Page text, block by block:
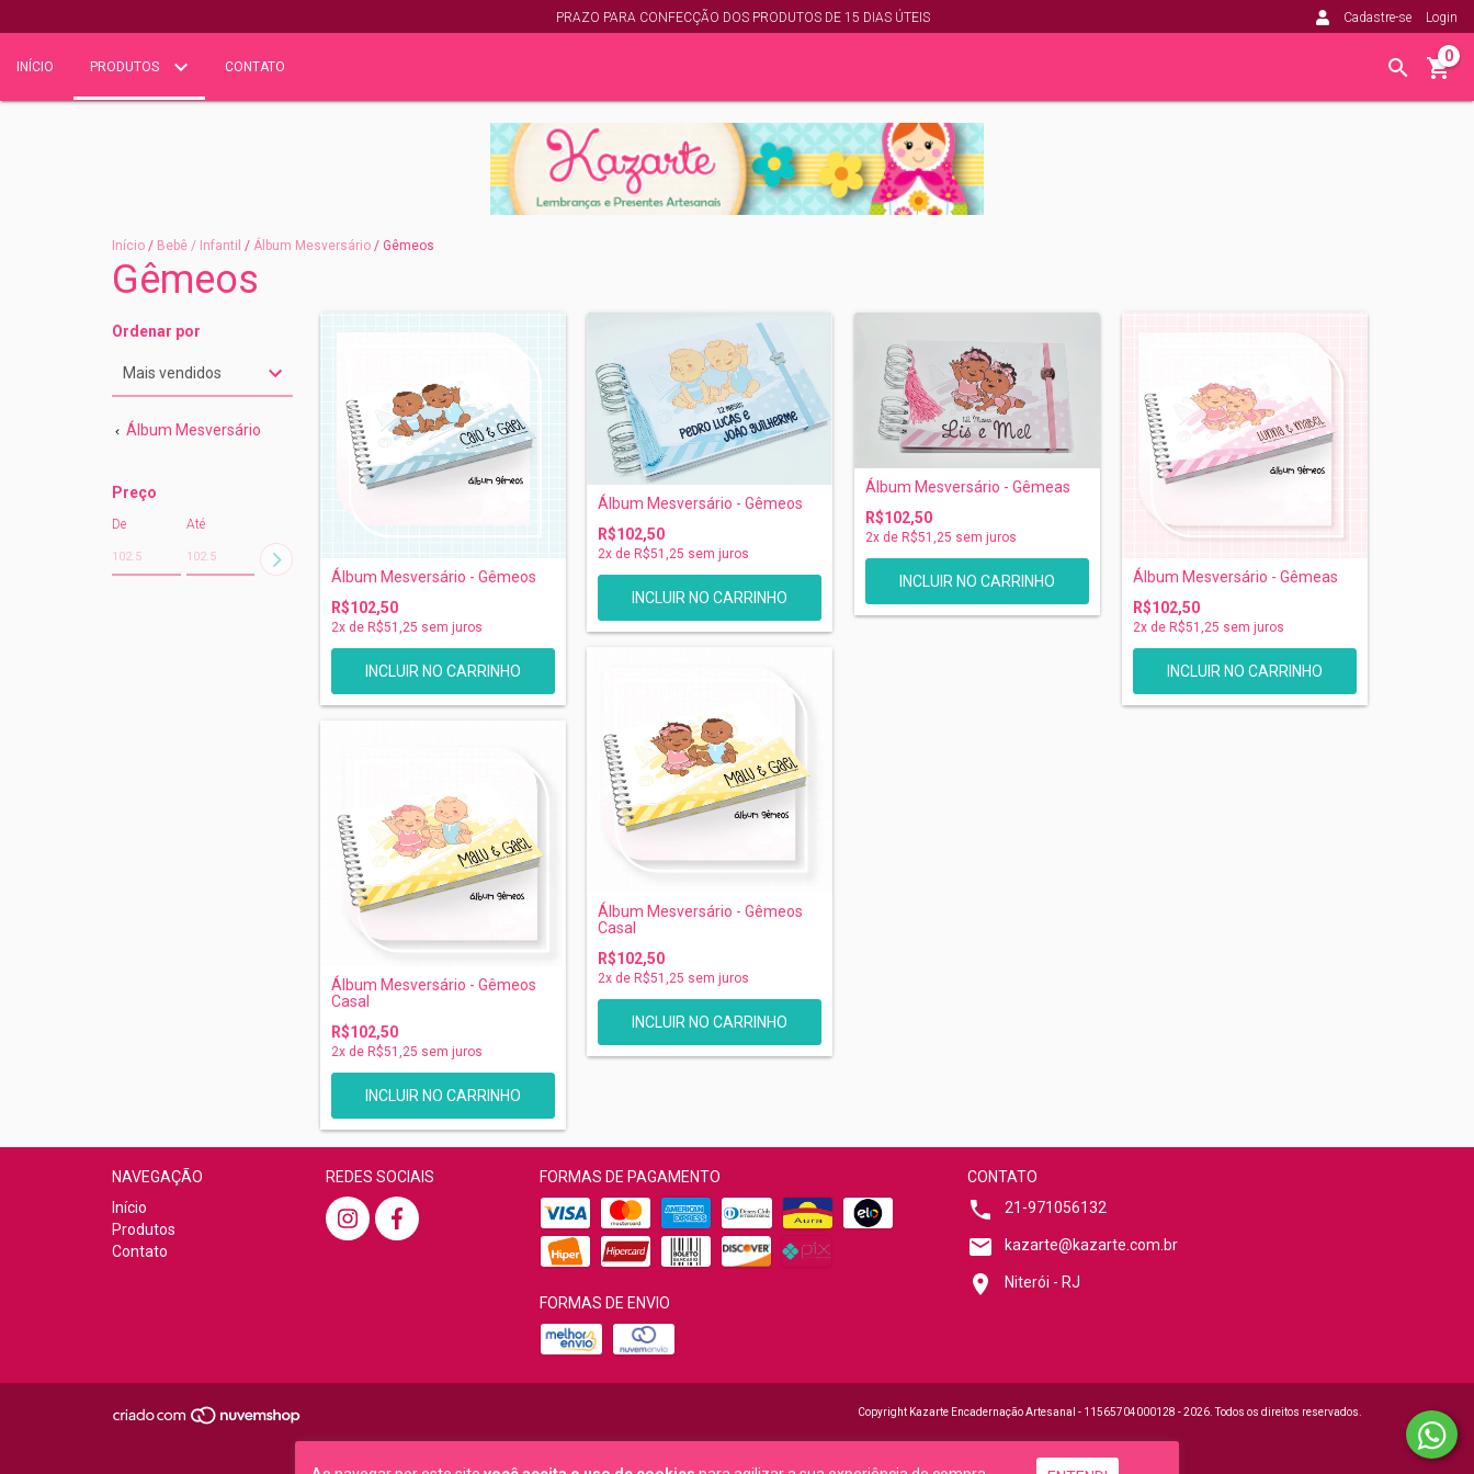
PRAZO PARA CONFECÇÃO DOS PRODUTOS DE 15 DIAS ÚTEIS Cadastre-se Login
INÍCIO PRODUTOS CONTATO
0
Início / Bebê / Infantil / Álbum Mesversário / Gêmeos
Gêmeos
Ordenar por
Álbum Mesversário
Preço
De Até
Álbum Mesversário - Gêmeos
R$102,50
2x de R$51,25 sem juros
Álbum Mesversário - Gêmeos
R$102,50
2x de R$51,25 sem juros
Álbum Mesversário - Gêmeas
R$102,50
2x de R$51,25 sem juros
Álbum Mesversário - Gêmeas
R$102,50
2x de R$51,25 sem juros
Álbum Mesversário - Gêmeos
Casal
R$102,50
2x de R$51,25 sem juros
Álbum Mesversário - Gêmeos
Casal
R$102,50
2x de R$51,25 sem juros
NAVEGAÇÃO
Início
Produtos
Contato
REDES SOCIAIS FORMAS DE PAGAMENTO
FORMAS DE ENVIO
CONTATO
21-971056132
kazarte@kazarte.com.br
Niterói - RJ
Copyright Kazarte Encadernação Artesanal - 11565704000128 - 2026. Todos os direitos reservados.